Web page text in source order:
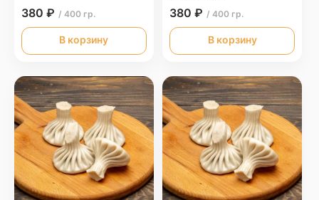
380 ₽ / 400 гр.
В корзину
380 ₽ / 400 гр.
В корзину